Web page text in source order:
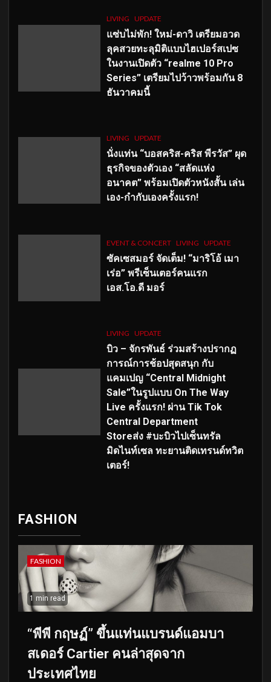
LIVING UPDATE
แซ่บไม่พัก! ใหม่-ดาวิ เตรียมอวด
ลุคสวยทะลุมิติแบบไฮเปอร์สเปซ
ในงานเปิดตัว “realme 10 Pro
Series” เตรียมไปว้าวพร้อมกัน 8
ธันวาคมนี้
LIVING UPDATE
นั่งแท่น “บอสคริส-คริส พีรวัส” ผุด
ธุรกิจของตัวเอง “สลัดแห่ง
อนาคต” พร้อมเปิดตัวหนังสั้น เล่น
เอง-กำกับเองครั้งแรก!
EVENT & CONCERT LIVING UPDATE
ซัคเซสมอร์ จัดเต็ม! “มาริโอ้ เมา
เร่อ” พรีเซ็นเตอร์คนแรก
เอส.โอ.ดี มอร์
LIVING UPDATE
บิว – จักรพันธ์ ร่วมสร้างปรากฏ
การณ์การช้อปสุดสนุก กับ
แคมเปญ “Central Midnight
Sale”ในรูปแบบ On The Way
Live ครั้งแรก! ผ่าน Tik Tok
Central Department
Storeส่ง #บะบิวไปเซ็นทรัล
มิดไนท์เซล ทะยานติดเทรนด์ทวิต
เตอร์!
FASHION
FASHION
1 min read
“พีพี กฤษฏ์” ขึ้นแท่นแบรนด์แอมบา
สเดอร์ Cartier คนล่าสุดจาก
ประเทศไทย